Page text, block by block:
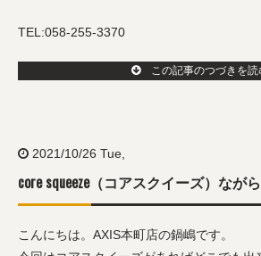
TEL:058-255-3370
この記事のつづきを読
2021/10/26 Tue,
core squeeze（コアスクイーズ）なが
こんにちは。AXIS本町店の鍋嶋です。